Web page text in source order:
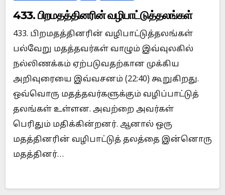
433. பிறமதத்தினரின் வழிபாட்டுத்தலங்கள்
433. பிறமதத்தினரின் வழிபாட்டுத்தலங்கள்
பல்வேறு மதத்தவர்கள் வாழும் இவ்வுலகில்
நல்லிணக்கம் ஏற்படுவதற்கான முக்கிய
அறிவுரையை இவ்வசனம் (22:40) கூறுகிறது.
ஒவ்வொரு மதத்தவர்களுக்கும் வழிப்பாட்டுத்
தலங்கள் உள்ளன. அவற்றை அவர்கள்
பெரிதும் மதிக்கின்றனர். ஆனால் ஒரு
மதத்தினரின் வழிபாட்டுத் தலத்தை இன்னொரு
மதத்தினர்…